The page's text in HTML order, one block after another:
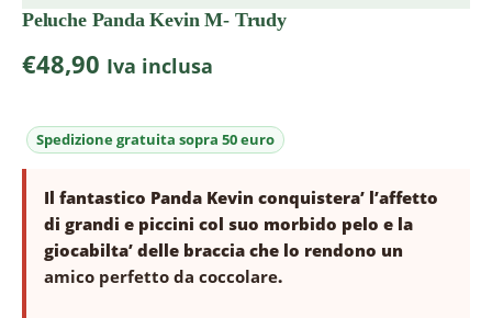
Peluche Panda Kevin M- Trudy
€48,90 Iva inclusa
Il fantastico Panda Kevin conquistera’ l’affetto
di grandi e piccini col suo morbido pelo e la
giocabilta’ delle braccia che lo rendono un
amico perfetto da coccolare.